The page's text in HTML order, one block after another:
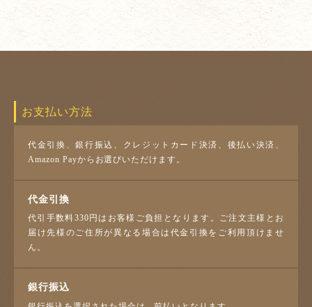
お支払い方法
代金引換、銀行振込、クレジットカード決済、後払い決済、
Amazon Payからお選びいただけます。
代金引換
代引手数料330円はお客様ご負担となります。ご注文主様とお
届け先様のご住所が異なる場合は代金引換をご利用頂けませ
ん。
銀行振込